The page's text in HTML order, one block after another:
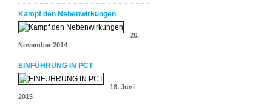
Kampf den Nebenwirkungen
26.
November 2014
EINFÜHRUNG IN PCT
18. Juni
2015